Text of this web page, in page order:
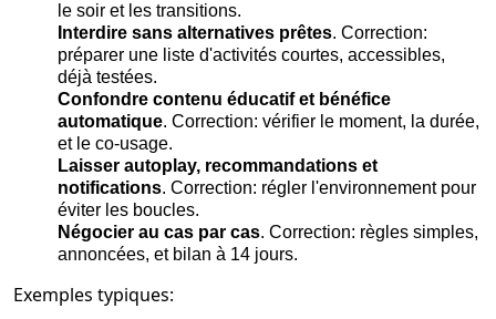
le soir et les transitions.
Interdire sans alternatives prêtes. Correction:
préparer une liste d'activités courtes, accessibles,
déjà testées.
Confondre contenu éducatif et bénéfice
automatique. Correction: vérifier le moment, la durée,
et le co-usage.
Laisser autoplay, recommandations et
notifications. Correction: régler l'environnement pour
éviter les boucles.
Négocier au cas par cas. Correction: règles simples,
annoncées, et bilan à 14 jours.
Exemples typiques: